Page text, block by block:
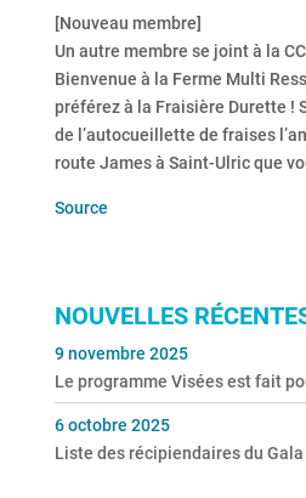
[Nouveau membre]
Un autre membre se joint à la
Bienvenue à la Ferme Multi
préférez à la Fraisière Durette !
de l’autocueillette de fraises
route James à Saint-Ulric que
Source
NOUVELLES
Le programme Visées est fait
9 novembre 2025
Liste des récipiendaires du
6 octobre 2025